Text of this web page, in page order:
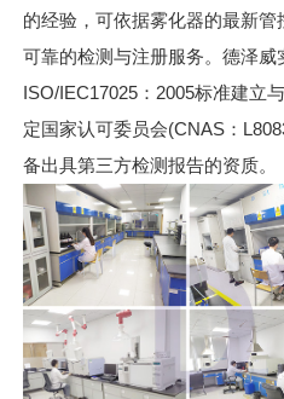
的经验，可依据雾化器的最新
可靠的检测与注册服务。德泽威
ISO/IEC17025：2005标准建立
定国家认可委员会(CNAS：
备出具第三方检测报告的资质。